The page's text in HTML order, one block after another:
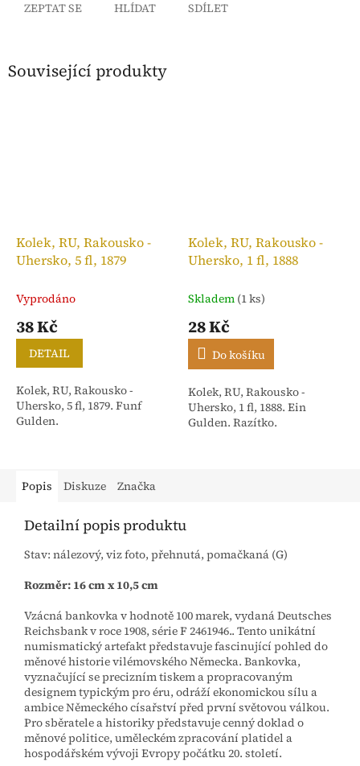
ZEPTAT SE HLÍDAT SDÍLET
Související produkty
Kolek, RU, Rakousko -
Uhersko, 5 fl, 1879
Vyprodáno
38 Kč
DETAIL
Kolek, RU, Rakousko -
Uhersko, 5 fl, 1879. Funf
Gulden.
Kolek, RU, Rakousko -
Uhersko, 1 fl, 1888
Skladem (1 ks)
28 Kč
Do košíku
Kolek, RU, Rakousko -
Uhersko, 1 fl, 1888. Ein
Gulden. Razítko.
Popis Diskuze Značka
Detailní popis produktu
Stav: nálezový, viz foto, přehnutá, pomačkaná (G)
Rozměr: 16 cm x 10,5 cm
Vzácná bankovka v hodnotě 100 marek, vydaná Deutsches
Reichsbank v roce 1908, série F 2461946.. Tento unikátní
numismatický artefakt představuje fascinující pohled do
měnové historie vilémovského Německa. Bankovka,
vyznačující se precizním tiskem a propracovaným
designem typickým pro éru, odráží ekonomickou sílu a
ambice Německého císařství před první světovou válkou.
Pro sběratele a historiky představuje cenný doklad o
měnové politice, uměleckém zpracování platidel a
hospodářském vývoji Evropy počátku 20. století.